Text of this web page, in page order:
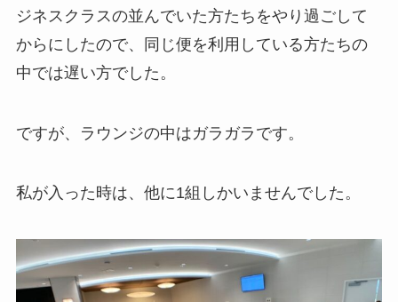
ジネスクラスの並んでいた方たちをやり過ごして
からにしたので、同じ便を利用している方たちの
中では遅い方でした。
ですが、ラウンジの中はガラガラです。
私が入った時は、他に1組しかいませんでした。